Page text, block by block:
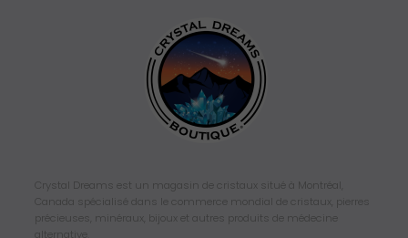
Crystal Dreams est un magasin de cristaux situé à Montréal,
Canada spécialisé dans le commerce mondial de cristaux, pierres
précieuses, minéraux, bijoux et autres produits de médecine
alternative.